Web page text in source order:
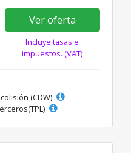
Ver oferta
Incluye tasas e
impuestos. (VAT)
(CDW)